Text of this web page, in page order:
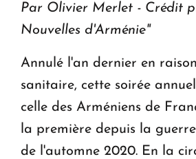
Par Olivier Merlet - Crédit
Nouvelles d'Arménie"
Annulé l'an dernier en
sanitaire, cette soirée
celle des Arméniens de
la première depuis la
de l'automne 2020. En la